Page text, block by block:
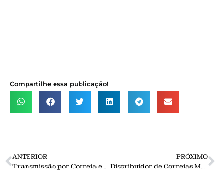
Compartilhe essa publicação!
ANTERIOR
Transmissão por Correia em V
PRÓXIMO
Distribuidor de Correias Megadyne no Brasil